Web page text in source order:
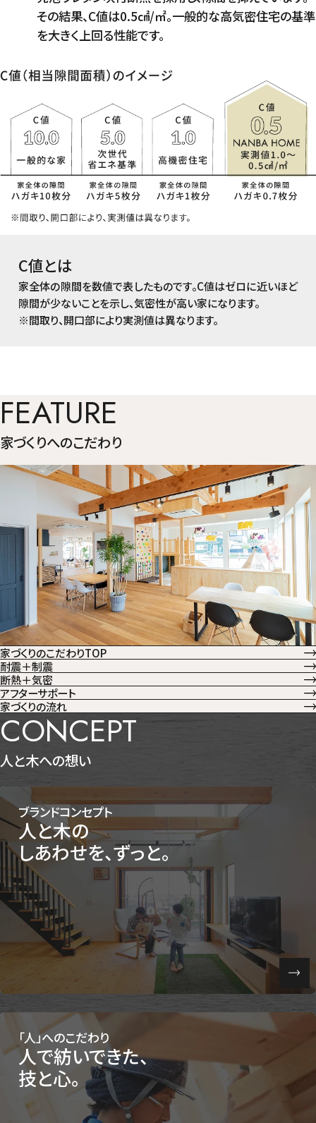
その結果、C値は0.5㎠/㎡。一般的な高気密住宅の基準
を大きく上回る性能です。
C値とは
家全体の隙間を数値で表したものです。C値はゼロに近いほど
隙間が少ないことを示し、気密性が高い家になります。
※間取り、開口部により実測値は異なります。
FEATURE
家づくりへのこだわり
家づくりのこだわりTOP
耐震＋制震
断熱＋気密
アフターサポート
家づくりの流れ
CONCEPT
人と木への想い
ブランドコンセプト
人と木の
しあわせを、ずっと。
「人」へのこだわり
人で紡いできた、
技と心。